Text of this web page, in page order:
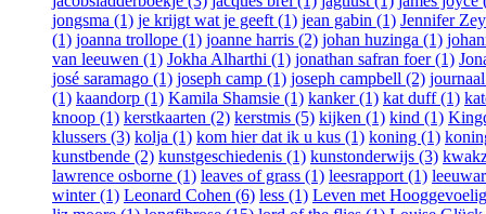
jongsma (1) je krijgt wat je geeft (1) jean gabin (1) Jennifer
(1) joanna trollope (1) joanne harris (2) johan huzinga (1)
van leeuwen (1) Jokha Alharthi (1) jonathan safran foer (1)
josé saramago (1) joseph camp (1) joseph campbell (2)
(1) kaandorp (1) Kamila Shamsie (1) kanker (1) kat duff (1)
knoop (1) kerstkaarten (2) kerstmis (5) kijken (1) kind (1)
klussers (3) kolja (1) kom hier dat ik u kus (1) koning (1)
kunstbende (2) kunstgeschiedenis (1) kunstonderwijs (3)
lawrence osborne (1) leaves of grass (1) leesrapport (1)
winter (1) Leonard Cohen (6) less (1) Leven met